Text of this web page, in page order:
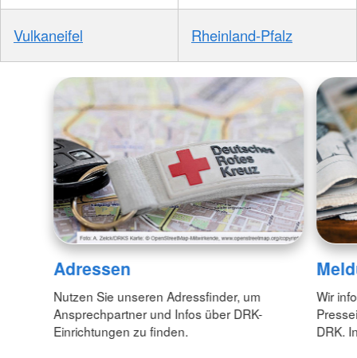
Vulkaneifel Rheinland-Pfalz
Adressen
Nutzen Sie unseren Adressfinder, um
Ansprechpartner und Infos über DRK-
Einrichtungen zu finden.
Wir
DRK.